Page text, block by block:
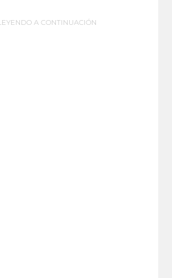
A CONTINUACIÓN